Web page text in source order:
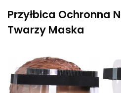
Przyłbica Ochronna
Twarzy Maska